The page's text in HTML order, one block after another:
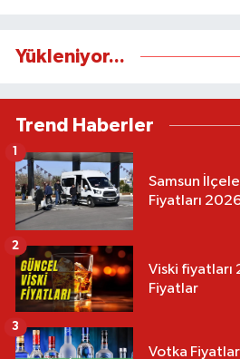
Yükleniyor...
Trend Haberler
Samsun
Fiyatları
1
Viski
Fiyatlar
2
Votka
3